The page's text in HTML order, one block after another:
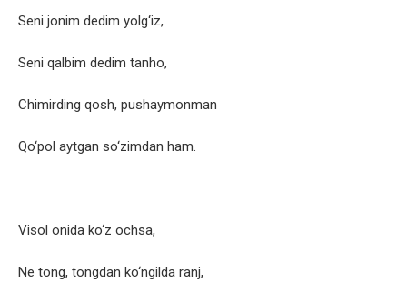
Seni jonim dedim yolg‘iz,
Seni qalbim dedim tanho,
Chimirding qosh, pushaymonman
Qo‘pol aytgan so‘zimdan ham.
Visol onida ko‘z ochsa,
Ne tong, tongdan ko‘ngilda ranj,